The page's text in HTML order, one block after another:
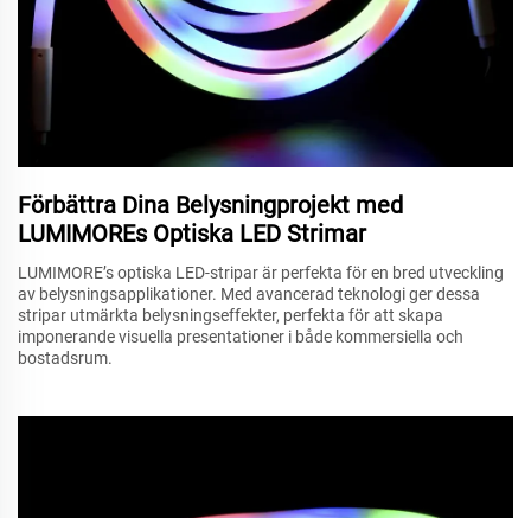
Förbättra Dina Belysningprojekt med
LUMIMOREs Optiska LED Strimar
LUMIMORE’s optiska LED-stripar är perfekta för en bred utveckling
av belysningsapplikationer. Med avancerad teknologi ger dessa
stripar utmärkta belysningseffekter, perfekta för att skapa
imponerande visuella presentationer i både kommersiella och
bostadsrum.